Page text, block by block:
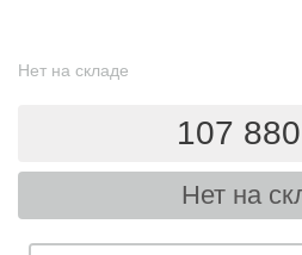
Нет на складе
107
Нет на